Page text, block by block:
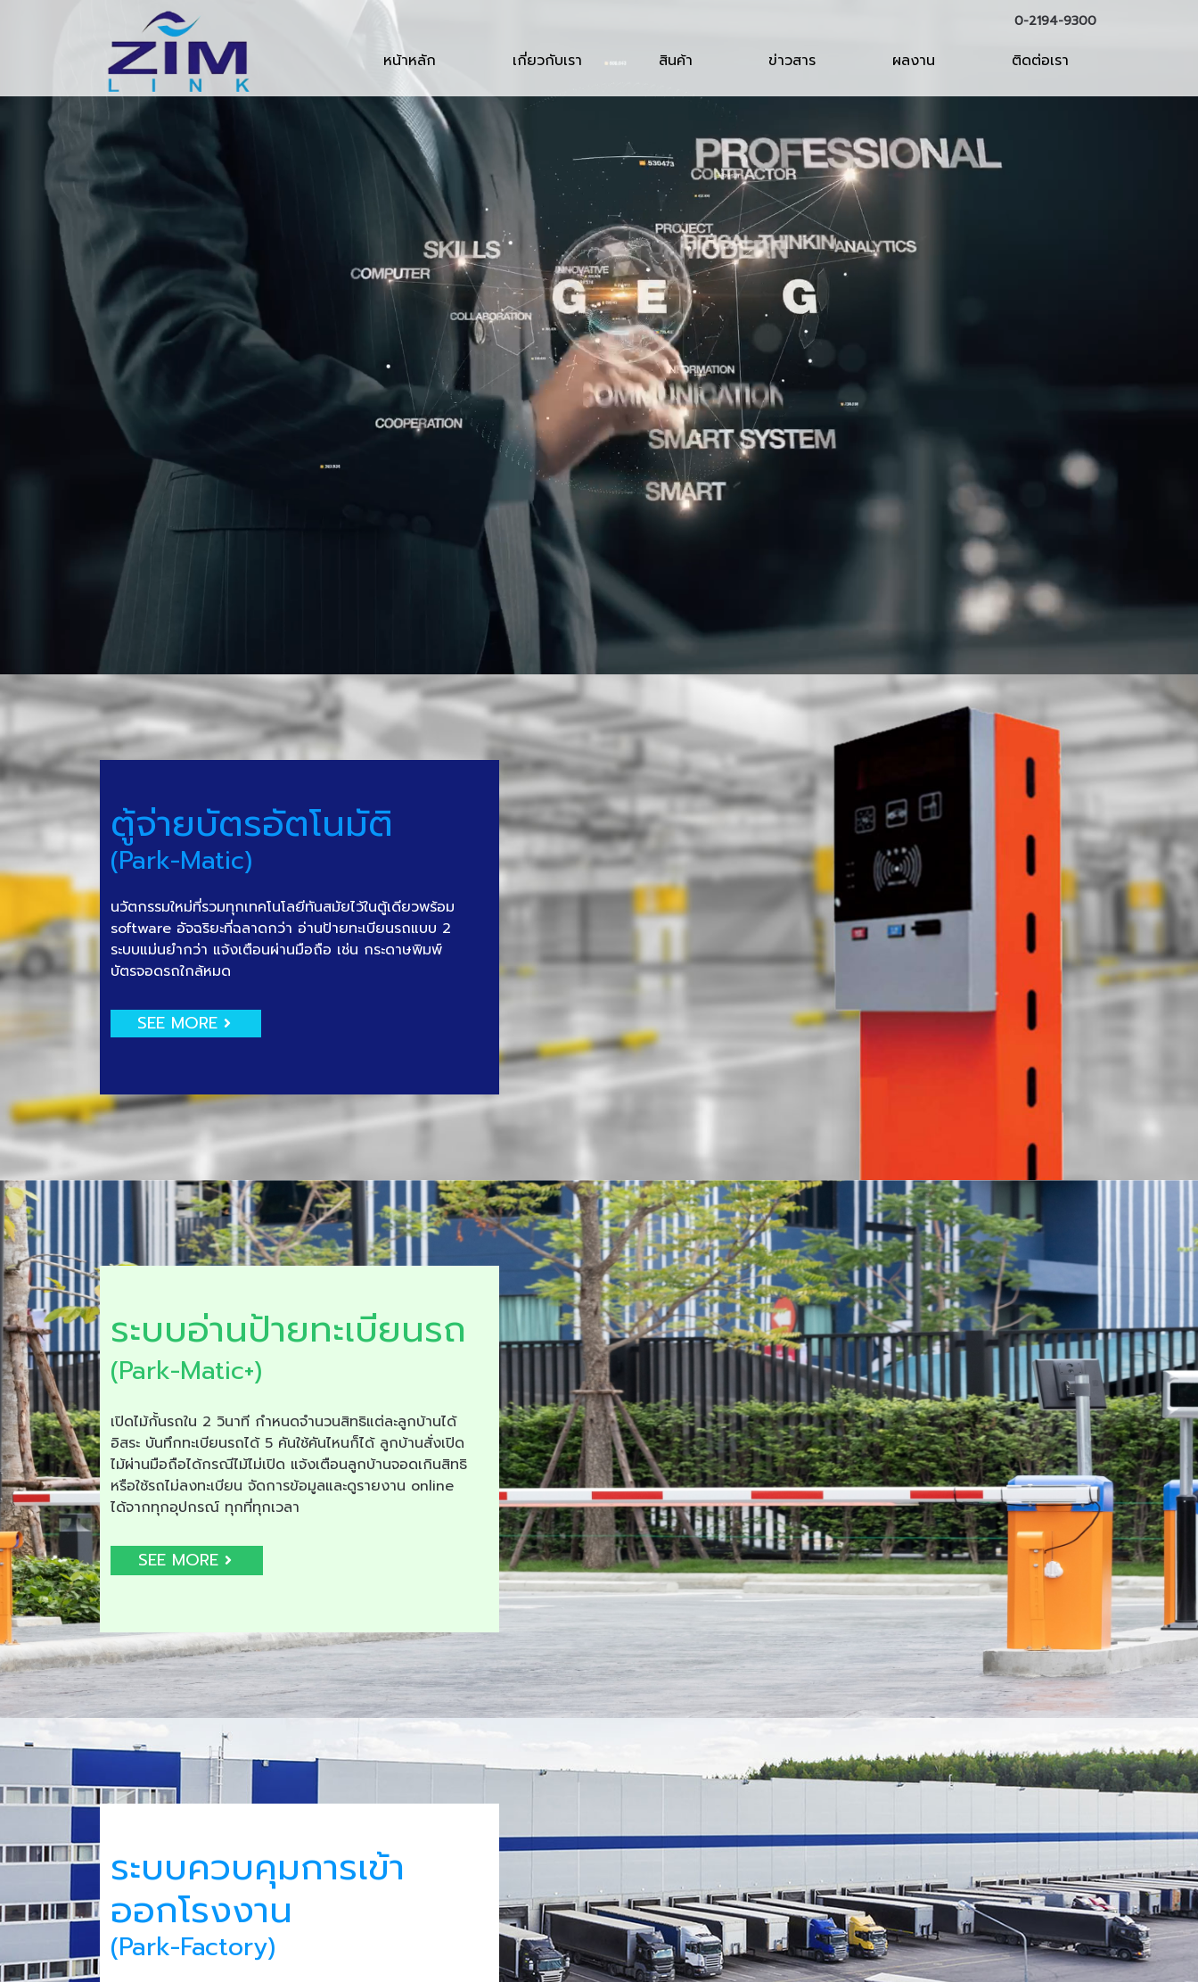
0-2194-9300
หน้าหลัก เกี่ยวกับเรา สินค้า ข่าวสาร ผลงาน ติดต่อเรา
ตู้จ่ายบัตรอัตโนมัติ
(Park-Matic)
นวัตกรรมใหม่ที่รวมทุกเทคโนโลยีทันสมัยไว้ในตู้เดียวพร้อม
software อัจฉริยะที่ฉลาดกว่า อ่านป้ายทะเบียนรถแบบ 2
ระบบแม่นยำกว่า แจ้งเตือนผ่านมือถือ เช่น กระดาษพิมพ์
บัตรจอดรถใกล้หมด
SEE MORE
ระบบอ่านป้ายทะเบียนรถ
(Park-Matic+)
เปิดไม้กั้นรถใน 2 วินาที กำหนดจำนวนสิทธิแต่ละลูกบ้านได้
อิสระ บันทึกทะเบียนรถได้ 5 คันใช้คันไหนก็ได้ ลูกบ้านสั่งเปิด
ไม้ผ่านมือถือได้กรณีไม้ไม่เปิด แจ้งเตือนลูกบ้านจอดเกินสิทธิ
หรือใช้รถไม่ลงทะเบียน จัดการข้อมูลและดูรายงาน online
ได้จากทุกอุปกรณ์ ทุกที่ทุกเวลา
SEE MORE
ระบบควบคุมการเข้า
ออกโรงงาน
(Park-Factory)